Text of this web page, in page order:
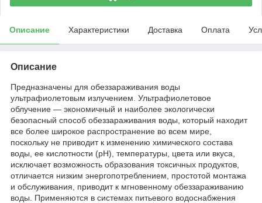
Описание Характеристики Доставка Оплата
Описание
Предназначены для обеззараживания воды
ультрафиолетовым излучением. Ультрафиолетовое
облучение — экономичный и наиболее экологически
безопасный способ обеззараживания воды, который находит
все более широкое распространение во всем мире,
поскольку не приводит к изменению химического состава
воды, ее кислотности (pH), температуры, цвета или вкуса,
исключает возможность образования токсичных продуктов,
отличается низким энергопотреблением, простотой монтажа
и обслуживания, приводит к мгновенному обеззараживанию
воды. Применяются в системах питьевого водоснабжения